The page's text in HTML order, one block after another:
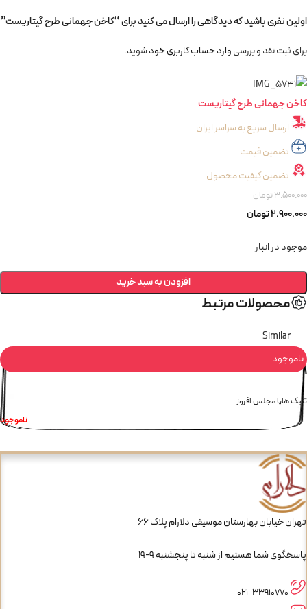
اولین نفری باشید که دیدگاهی را ارسال می کنید برای “کاخن جهمانی طرح گیتاریست”
برای ثبت نقد و بررسیوارد حساب کاربری خودشوید.
کاخن جهمانی طرح گیتاریست
ارسال سریع به سراسر ایران
تضمین قیمت
تضمین کیفیت محصول
3.500.000تومان
2.900.000تومان
موجود در انبار
افزودن به سبد خرید
محصولات مرتبط
Similar
ناموجود
تنبک هاپا مجلس افروز
ناموجود
تهران خیابان بهارستان موسیقی دلارام پلاک 66
پاسخگوی شما هستیم از شنبه تا پنجشنبه 9-19
021-33910770